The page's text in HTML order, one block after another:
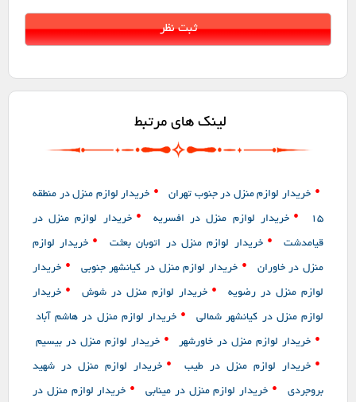
لینک های مرتبط
• خریدار لوازم منزل در جنوب تهران • خریدار لوازم منزل در منطقه
15
• خریدار لوازم منزل در افسریه • خریدار لوازم منزل در
قیامدشت • خریدار لوازم منزل در اتوبان بعثت • خریدار لوازم
منزل در خاوران • خریدار لوازم منزل در کیانشهر جنوبی • خریدار
لوازم منزل در رضویه • خریدار لوازم منزل در شوش • خریدار
لوازم منزل در کیانشهر شمالی • خریدار لوازم منزل در هاشم آباد
• خریدار لوازم منزل در خاورشهر • خریدار لوازم منزل در بیسیم
• خریدار لوازم منزل در طیب • خریدار لوازم منزل در شهید
بروجردی • خریدار لوازم منزل در مینابی • خریدار لوازم منزل در